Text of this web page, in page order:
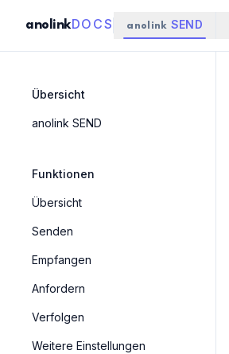
anolinkDOCS anolink SEND
Übersicht
anolink SEND
Funktionen
Übersicht
Senden
Empfangen
Anfordern
Verfolgen
Weitere Einstellungen